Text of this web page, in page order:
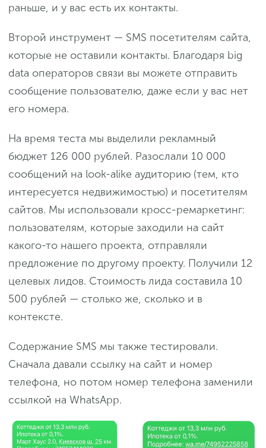
раньше, и у вас есть их контакты.
Второй инструмент — SMS посетителям сайта,
которые не оставили контакты. Благодаря big
data операторов связи вы можете отправить
сообщение пользователю, даже если у вас нет
его номера.
На время теста мы выделили рекламный
бюджет 126 000 рублей. Разослали 10 000
сообщений на look-alike аудиторию (тем, кто
интересуется недвижимостью) и посетителям
сайтов. Мы использовали кросс-ремаркетинг:
пользователям, которые заходили на сайт
какого-то нашего проекта, отправляли
предложение по другому проекту. Получили 12
целевых лидов. Стоимость лида составила 10
500 рублей — столько же, сколько и в
контексте.
Содержание SMS мы также тестировали.
Сначала давали ссылку на сайт и номер
телефона, но потом номер телефона заменили
ссылкой на WhatsApp.